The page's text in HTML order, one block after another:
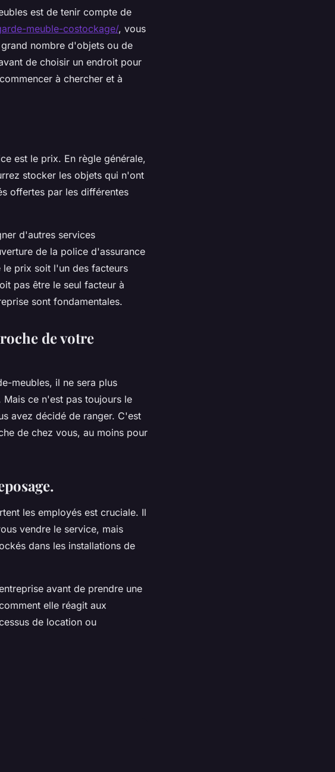
est de tenir compte de
meuble-costockage/, vous
nombre d'objets ou de
de choisir un endroit pour
à chercher et à
est le prix. En règle générale,
stocker les objets qui n'ont
offertes par les différentes
d'autres services
de la police d'assurance
le prix soit l'un des facteurs
pas être le seul facteur à
sont fondamentales.
de votre
meubles, il ne sera plus
ce n'est pas toujours le
avez décidé de ranger. C'est
de chez vous, au moins pour
les employés est cruciale. Il
vendre le service, mais
dans les installations de
avant de prendre une
elle réagit aux
de location ou